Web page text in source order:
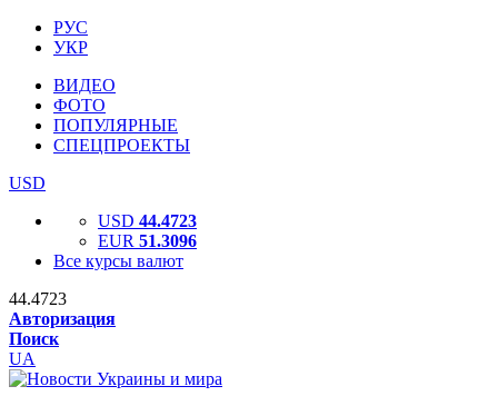
РУС
УКР
ВИДЕО
ФОТО
ПОПУЛЯРНЫЕ
СПЕЦПРОЕКТЫ
USD
USD 44.4723
EUR 51.3096
Все курсы валют
44.4723
Авторизация
Поиск
UA